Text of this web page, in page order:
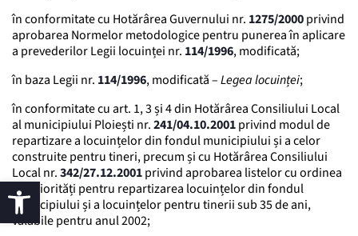
în conformitate cu Hotărârea Guvernului nr. 1275/2000privind
aprobarea Normelor metodologice pentru punerea în aplicare
a prevederilor Legii locuinței nr. 114/1996, modificată;
în baza Legii nr. 114/1996, modificată –Legea locuinței;
în conformitate cu art. 1, 3 și 4 din Hotărârea Consiliului Local
al municipiului Ploiești nr.241/04.10.2001privind modul de
repartizare a locuințelor din fondul municipiului și a celor
construite pentru tineri, precum și cu Hotărârea Consiliului
Local nr.342/27.12.2001privind aprobarea listelor cu ordinea
de priorități pentru repartizarea locuințelor din fondul
municipiului și a locuințelor pentru tinerii sub 35 de ani,
valabile pentru anul 2002;